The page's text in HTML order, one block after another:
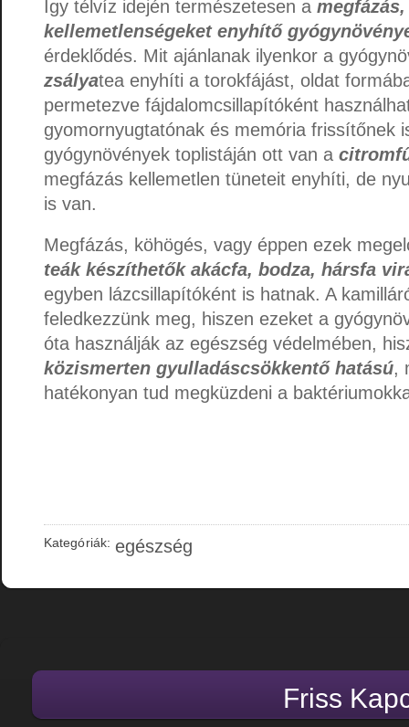
Így télvíz idején természetesen a
kellemetlenségeket enyhítő
érdeklődés. Mit ajánlanak ilyenkor a
zsályatea enyhíti a torokfájást, oldat
permetezve fájdalomcsillapítóként
gyomornyugtatónak és memória frissítőnek
gyógynövények toplistáján ott van a
megfázás kellemetlen tüneteit enyhíti, de
is van.
Megfázás, köhögés, vagy éppen ezek
teák készíthetők akácfa, bodza, hársfa
egyben lázcsillapítóként is hatnak. A
feledkezzünk meg, hiszen ezeket a
óta használják az egészség védelmében,
közismerten gyulladáscsökkentő hatású,
hatékonyan tud megküzdeni a
Kategóriák: egészség
Friss